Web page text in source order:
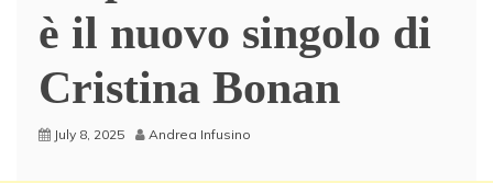
è il nuovo singolo di
Cristina Bonan
July 8, 2025 Andrea Infusino